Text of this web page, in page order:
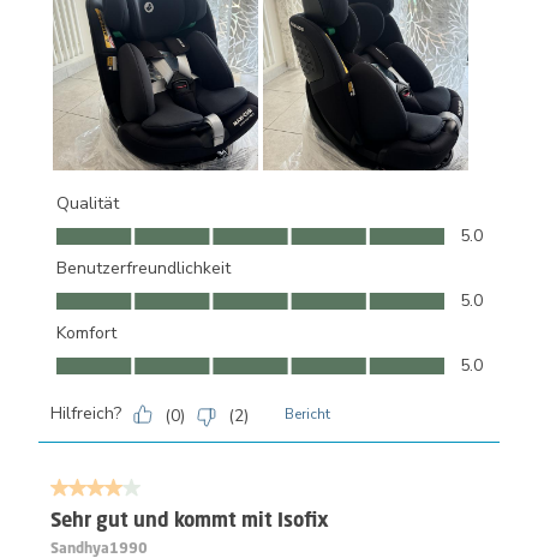
Qualität
Qualität, 5.0 von 5
5.0
Benutzerfreundlichkeit
Benutzerfreundlichkeit, 5.0 von 5
5.0
Komfort
Komfort, 5.0 von 5
5.0
Hilfreich? (0) (2) Bericht
4 von 5 Sternen.
Sehr gut und kommt mit Isofix
Sandhya1990